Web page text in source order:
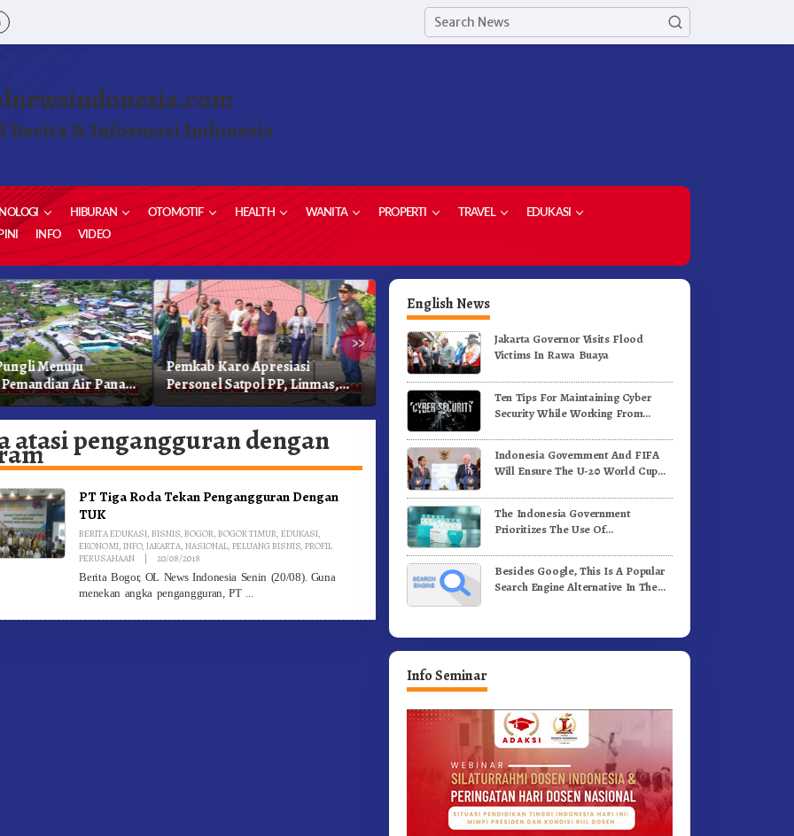
Berita & Informasi Indonesia
HIBURAN OTOMOTIF HEALTH WANITA PROPERTI TRAVEL
EDUKASI
INFO VIDEO
»
Menuju
Air Panas
Gunung – Doulu Foto
Pemkab Karo Apresiasi
Personel Satpol PP, Linmas,
Dan Pemadam Kebakaran
Gerak Jalan Tingkat SD dan
SMP Untuk Meriahkan HUT RI
Ke-81 Dibuka Sekda Karo
Karo Pimpin Laskar Biru
Bergerak.!
atasi pengangguran dengan
PT Tiga Roda Tekan Pengangguran Dengan
TUK
BERITA EDUKASI,BISNIS,BOGOR,BOGOR TIMUR,EDUKASI,
EKONOMI,INFO,JAKARTA,NASIONAL,PELUANG BISNIS,PROFIL
PERUSAHAAN
| 20/08/2018
Berita Bogor, OL News Indonesia Senin (20/08). Guna
menekan angka pengangguran, PT
English News
Jakarta Governor Visits Flood
Victims In Rawa Buaya
Ten Tips For Maintaining Cyber
Security While Working From
Indonesia Government And FIFA
Will Ensure The U-20 World Cup
Standards
The Indonesia Government
Prioritizes The Use Of
Vaccines
Besides Google, This Is A Popular
Search Engine Alternative In The
Info Seminar